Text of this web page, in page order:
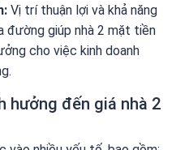
Vị trí thuận lợi và khả năng
đường giúp nhà 2 mặt tiền
cho việc kinh doanh
hưởng đến giá nhà 2